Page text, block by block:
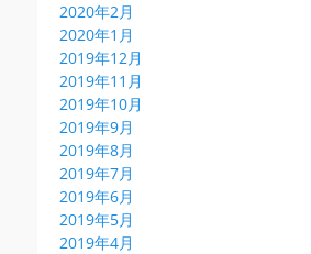
2020年2月
2020年1月
2019年12月
2019年11月
2019年10月
2019年9月
2019年8月
2019年7月
2019年6月
2019年5月
2019年4月